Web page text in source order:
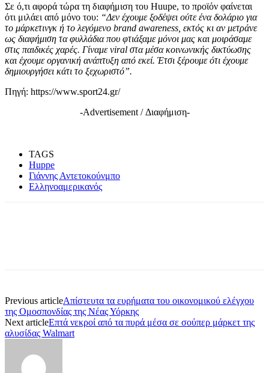
Σε ό,τι αφορά τώρα τη διαφήμιση του Huupe, το προϊόν φαίνεται
ότι μιλάει από μόνο του: “Δεν έχουμε ξοδέψει ούτε ένα δολάριο για
το μάρκετινγκ ή το λεγόμενο brand awareness, εκτός κι αν μετράνε
ως διαφήμιση τα φυλλάδια που φτιάξαμε μόνοι μας και μοιράσαμε
στις παιδικές χαρές. Γίναμε viral στα μέσα κοινωνικής δικτύωσης
και έχουμε οργανική ανάπτυξη από εκεί. Έτσι ξέρουμε ότι έχουμε
δημιουργήσει κάτι το ξεχωριστό”.
Πηγή: https://www.sport24.gr/
-Advertisement / Διαφήμιση-
TAGS
Huppe
Γιάννης Αντετοκούνμπο
Ελληνοαμερικανός
Previous articleΑπίστευτα τα ευρήματα του οικονομικού ελέγχου
της Ομοσπονδίας της Νέας Υόρκης
Next articleΕπτά νεκροί από τα πυρά μέσα σε σούπερ μάρκετ της
αλυσίδας Walmart